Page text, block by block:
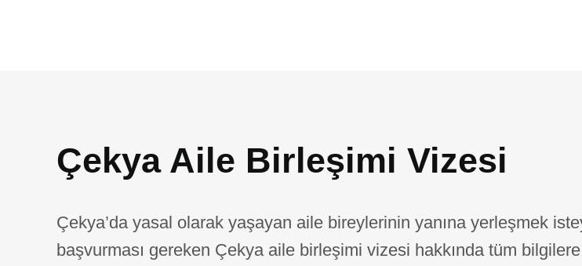
Çekya Aile Birleşimi Vizesi
Çekya’da yasal olarak yaşayan aile bireylerinin yanına yerleşmek
başvurması gereken Çekya aile birleşimi vizesi hakkında tüm